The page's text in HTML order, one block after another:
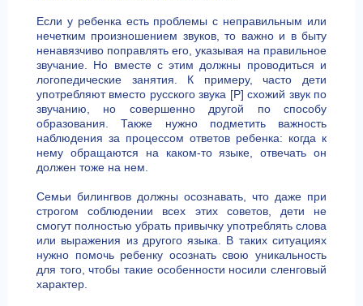
Если у ребенка есть проблемы с неправильным или
нечетким произношением звуков, то важно и в быту
ненавязчиво поправлять его, указывая на правильное
звучание. Но вместе с этим должны проводиться и
логопедические занятия. К примеру, часто дети
употребляют вместо русского звука [Р] схожий звук по
звучанию, но совершенно другой по способу
образования. Также нужно подметить важность
наблюдения за процессом ответов ребенка: когда к
нему обращаются на каком-то языке, отвечать он
должен тоже на нем.
Семьи билингвов должны осознавать, что даже при
строгом соблюдении всех этих советов, дети не
смогут полностью убрать привычку употреблять слова
или выражения из другого языка. В таких ситуациях
нужно помочь ребенку осознать свою уникальность
для того, чтобы такие особенности носили сленговый
характер.